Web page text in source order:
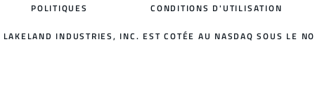
POLITIQUES CONDITIONS D'UTILISATION
LAKELAND INDUSTRIES, INC. EST COTÉE AU NASDAQ SOUS LE